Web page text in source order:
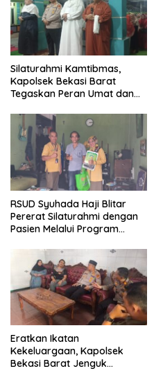
Silaturahmi Kamtibmas,
Kapolsek Bekasi Barat
Tegaskan Peran Umat dan
Kondusivitas Wilayah
RSUD Syuhada Haji Blitar
Pererat Silaturahmi dengan
Pasien Melalui Program
Eratkan Ikatan
Kekeluargaan, Kapolsek
Bekasi Barat Jenguk